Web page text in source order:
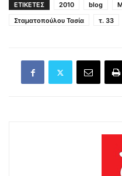
ΕΤΙΚΕΤΕΣ 2010 blog
Σταματοπούλου Τασία
τ. 33